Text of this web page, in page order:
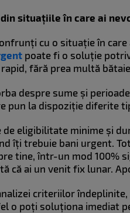
din situațiile în care ai
cu o situație în
poate fi o soluție
fără prea multă
despre sume și
pun la dispoziție diferite
de eligibilitate minime și
îți trebuie bani urgent.
tine, într-un mod 100%
că ai un venit fix lunar.
criteriilor
o poți soluționa imediat